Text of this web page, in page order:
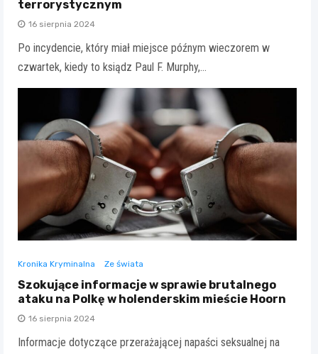
terrorystycznym
16 sierpnia 2024
Po incydencie, który miał miejsce późnym wieczorem w
czwartek, kiedy to ksiądz Paul F. Murphy,…
Kronika Kryminalna Ze świata
Szokujące informacje w sprawie brutalnego
ataku na Polkę w holenderskim mieście Hoorn
16 sierpnia 2024
Informacje dotyczące przerażającej napaści seksualnej na